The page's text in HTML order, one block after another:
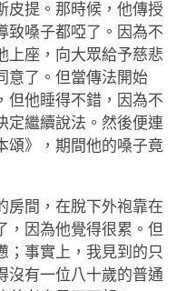
皮提。那時候，他傳授
致嗓子都啞了。因為不
上座，向大眾給予慈悲
意了。但當傳法開始
但他睡得不錯，因為不
定繼續說法。然後便連
頌》，期間他的嗓子竟
房間，在脫下外袍靠在
，因為他覺得很累。但
；事實上，我見到的只
沒有一位八十歲的普通